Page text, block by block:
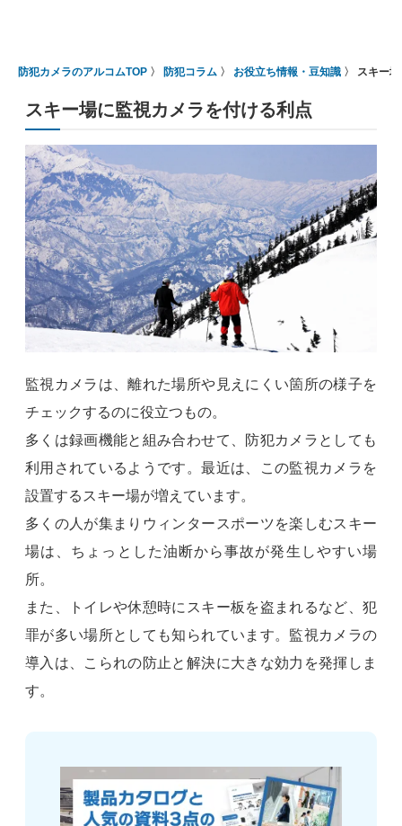
防犯カメラのアルコムTOP 防犯コラム お役立ち情報・豆知識 スキー
スキー場に監視カメラを付ける利点
監視カメラは、離れた場所や見えにくい箇所の様子を
チェックするのに役立つもの。
多くは録画機能と組み合わせて、防犯カメラとしても
利用されているようです。最近は、この監視カメラを
設置するスキー場が増えています。
多くの人が集まりウィンタースポーツを楽しむスキー
場は、ちょっとした油断から事故が発生しやすい場
所。
また、トイレや休憩時にスキー板を盗まれるなど、犯
罪が多い場所としても知られています。監視カメラの
導入は、こられの防止と解決に大きな効力を発揮しま
す。